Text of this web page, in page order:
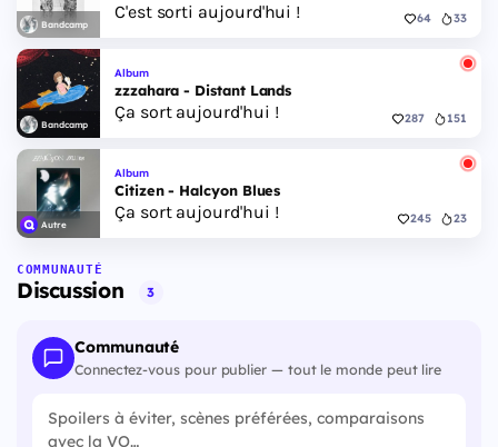
Bandcamp
C'est sorti aujourd'hui ! 64 33
Bandcamp
Album
zzzahara - Distant Lands
Ça sort aujourd'hui ! 287 151
Autre
Album
Citizen - Halcyon Blues
Ça sort aujourd'hui ! 245 23
COMMUNAUTÉ
Discussion 3
Communauté
Connectez-vous pour publier — tout le monde peut lire